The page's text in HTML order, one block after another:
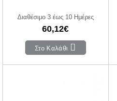
Διαθέσιμο 3 έως 10 Ημέρες
60,12€
Στο Καλάθι